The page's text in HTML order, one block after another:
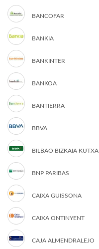
BANCOFAR
BANKIA
BANKINTER
BANKOA
BANTIERRA
BBVA
BILBAO BIZKAIA KUTXA
BNP PARIBAS
CAIXA GUISSONA
CAIXA ONTINYENT
CAJA ALMENDRALEJO